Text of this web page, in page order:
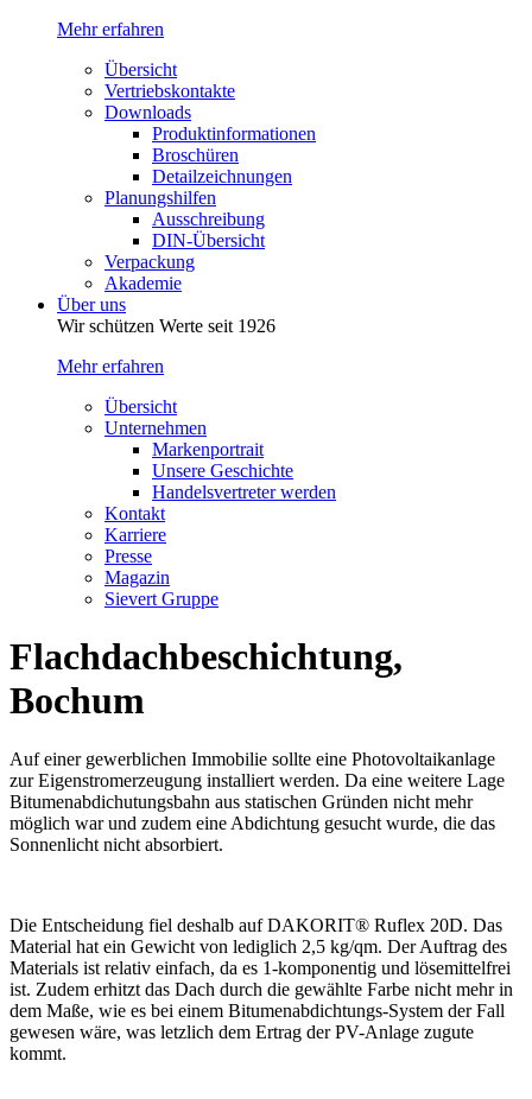
Mehr erfahren
Übersicht
Vertriebskontakte
Downloads
Produktinformationen
Broschüren
Detailzeichnungen
Planungshilfen
Ausschreibung
DIN-Übersicht
Verpackung
Akademie
Über uns
Wir schützen Werte seit 1926
Mehr erfahren
Übersicht
Unternehmen
Markenportrait
Unsere Geschichte
Handelsvertreter werden
Kontakt
Karriere
Presse
Magazin
Sievert Gruppe
Flachdach­beschichtung,
Bochum
Auf einer gewerblichen Immobilie sollte eine Photovoltaikanlage
zur Eigenstromerzeugung installiert werden. Da eine weitere Lage
Bitumen­abdichutungs­bahn aus statischen Gründen nicht mehr
möglich war und zudem eine Abdichtung gesucht wurde, die das
Sonnenlicht nicht absorbiert.
Die Entscheidung fiel deshalb auf DAKORIT® Ruflex 20D. Das
Material hat ein Gewicht von lediglich 2,5 kg/qm. Der Auftrag des
Materials ist relativ einfach, da es 1-komponentig und lösemittelfrei
ist. Zudem erhitzt das Dach durch die gewählte Farbe nicht mehr in
dem Maße, wie es bei einem Bitumen­abdichtungs-System der Fall
gewesen wäre, was letzlich dem Ertrag der PV-Anlage zugute
kommt.